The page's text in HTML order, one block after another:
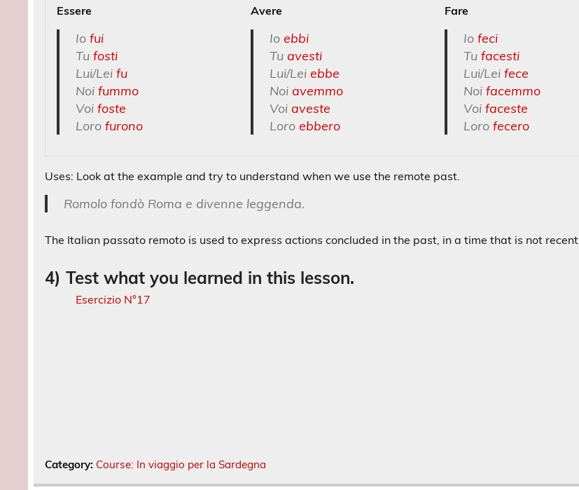
Essere
Io fui
Tu fosti
Lui/Lei fu
Noi fummo
Voi foste
Loro furono
Avere
Io ebbi
Tu avesti
Lui/Lei ebbe
Noi avemmo
Voi aveste
Loro ebbero
Fare
Io feci
Tu facesti
Lui/Lei fece
Noi facemmo
Voi faceste
Loro fecero
Uses: Look at the example and try to understand when we use the remote past.
Romolo fondò Roma e divenne leggenda.
The Italian passato remoto is used to express actions concluded in the past, in a time that is not recent.
4) Test what you learned in this lesson.
Esercizio N°17
Category: Course: In viaggio per la Sardegna